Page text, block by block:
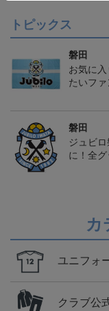
トピックス
磐田
お気に
たいファ
磐田
ジュビ
に！全グ
カ
ユニフォ
クラブ公